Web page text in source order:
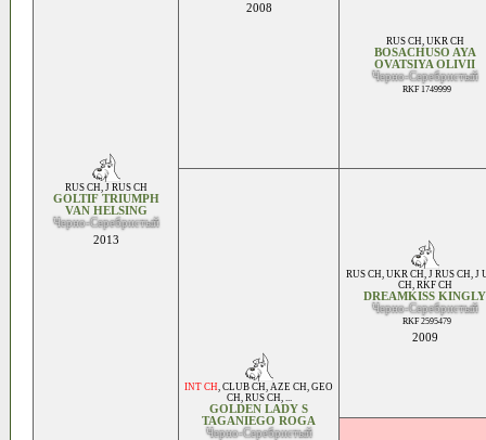
RUS CH, J RUS CH
GOLTIF TRIUMPH
VAN HELSING
Черно-Серебристый
2013
2008
RUS CH, UKR CH
BOSACHUSO AYA
OVATSIYA OLIVII
Черно-Серебристый
RKF 1749999
INT CH, CLUB CH, AZE CH, GEO
CH, RUS CH, ...
GOLDEN LADY S
TAGANIEGO ROGA
Черно-Серебристый
RUS CH, UKR CH, J RUS CH, J
CH, RKF CH
DREAMKISS KINGLY
Черно-Серебристый
RKF 2595479
2009